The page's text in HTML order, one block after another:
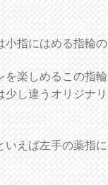
小指にはめる指輪
を楽しめるこの指
少し違うオリジナ
いえば左手の薬指